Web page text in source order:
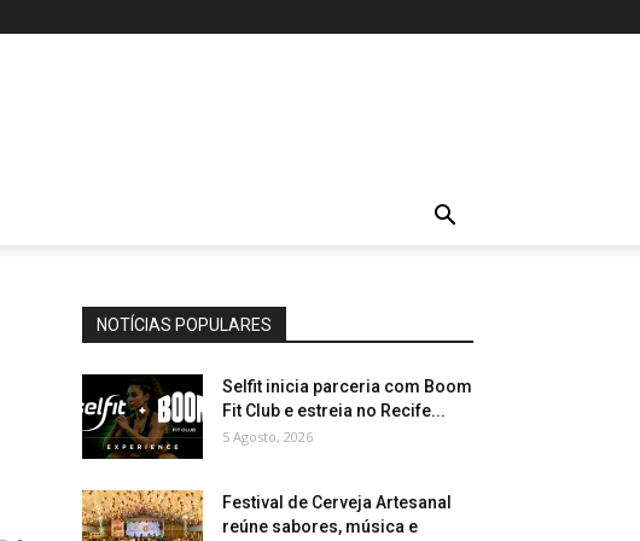
NOTÍCIAS POPULARES
Selfit inicia parceria com Boom
Fit Club e estreia no Recife...
5 Agosto, 2026
Festival de Cerveja Artesanal
reúne sabores, música e